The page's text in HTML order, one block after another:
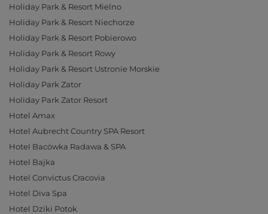
Holiday Park & Resort Mielno
Holiday Park & Resort Niechorze
Holiday Park & Resort Pobierowo
Holiday Park & Resort Rowy
Holiday Park & Resort Ustronie Morskie
Holiday Park Zator
Holiday Park Zator Resort
Hotel Amax
Hotel Aubrecht Country SPA Resort
Hotel Bacówka Radawa & SPA
Hotel Bajka
Hotel Convictus Cracovia
Hotel Diva Spa
Hotel Dziki Potok